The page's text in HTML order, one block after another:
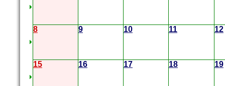
8 9 10 11 12
15 16 17 18 19